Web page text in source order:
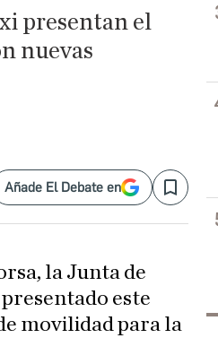
presentan el
nuevas
Añade El Debate en Save
la Junta de
este
movilidad para la